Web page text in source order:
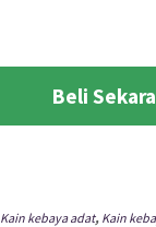
Beli
Kain kebaya adat, Kain